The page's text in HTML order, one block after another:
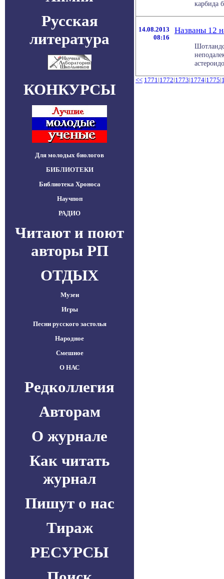
Русская
литература
КОНКУРСЫ
Для молодых биологов
БИБЛИОТЕКИ
Библиотека Хроноса
Научпоп
РАДИО
Читают и поют
авторы РП
ОТДЫХ
Музеи
Игры
Песни русского застолья
Народное
Смешное
О НАС
Редколлегия
Авторам
О журнале
Как читать
журнал
Пишут о нас
Тираж
РЕСУРСЫ
карбида
14.08.2013
08:16
Названы 12
<< 1771|1772|1773|1774|1775|